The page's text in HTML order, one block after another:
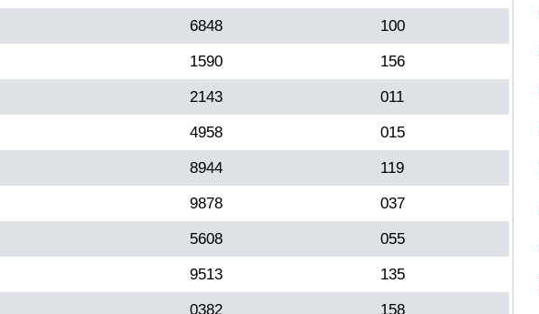
6848 100
1590 156
2143 011
4958 015
8944 119
9878 037
5608 055
9513 135
0382 158